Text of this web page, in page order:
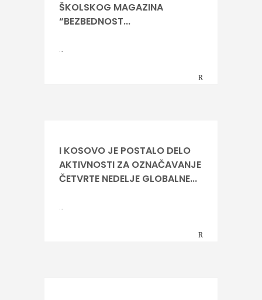
ŠKOLSKOG MAGAZINA
“BEZBEDNOST...
I KOSOVO JE POSTALO DELO
AKTIVNOSTI ZA OZNAČAVANJE
ČETVRTE NEDELJE GLOBALNE...